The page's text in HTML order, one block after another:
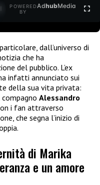
POWERED
BY
AdhubMedia
dall’universo di
che ha
del pubblico. L’ex
infatti annunciato sui
della sua vita privata:
Alessandro
i fan attraverso
che segna l’inizio di
di Marika
e un amore